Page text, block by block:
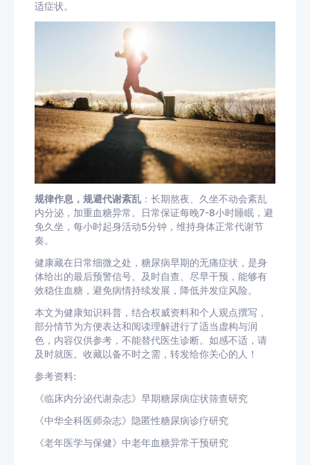
适症状。
规律作息，规避代谢紊乱 ：长期熬夜、久坐不动会紊乱
内分泌，加重血糖异常。日常保证每晚7-8小时睡眠，避
免久坐，每小时起身活动5分钟，维持身体正常代谢节
奏。
健康藏在日常细微之处，糖尿病早期的无痛症状，是身
体给出的最后预警信号。及时自查、尽早干预，能够有
效稳住血糖，避免病情持续发展，降低并发症风险。
本文为健康知识科普，结合权威资料和个人观点撰写，
部分情节为方便表达和阅读理解进行了适当虚构与润
色，内容仅供参考，不能替代医生诊断。如感不适，请
及时就医。收藏以备不时之需，转发给你关心的人！
参考资料:
《临床内分泌代谢杂志》早期糖尿病症状筛查研究
《中华全科医师杂志》隐匿性糖尿病诊疗研究
《老年医学与保健》中老年血糖异常干预研究